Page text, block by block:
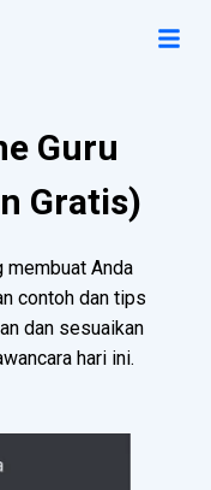
Guru
Gratis)
membuat Anda
contoh dan tips
dan sesuaikan
hari ini.